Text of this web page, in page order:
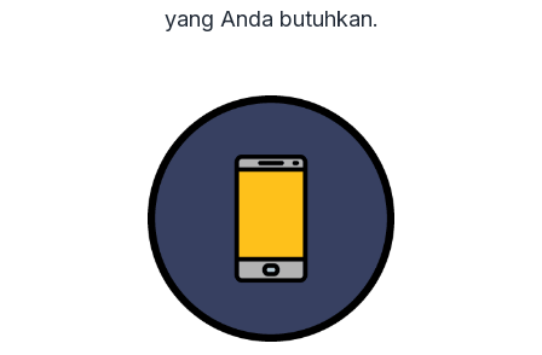
yang Anda butuhkan.